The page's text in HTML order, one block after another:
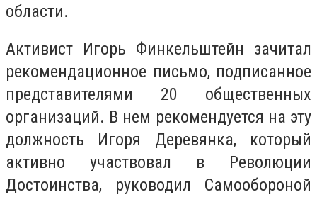
области.
Активист Игорь Финкельштейн зачитал
рекомендационное письмо, подписанное
представителями 20 общественных
организаций. В нем рекомендуется на эту
должность Игоря Деревянка, который
активно участвовал в Революции
Достоинства, руководил Самообороной